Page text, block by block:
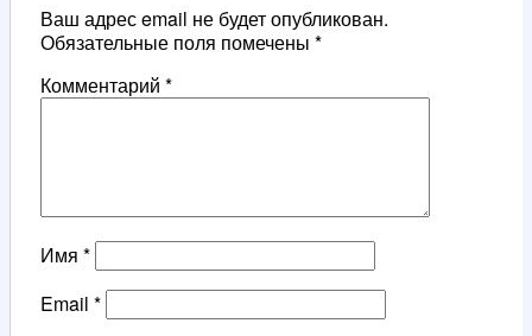
Ваш адрес email не будет опубликован.
Обязательные поля помечены *
Комментарий *
Имя *
Email *